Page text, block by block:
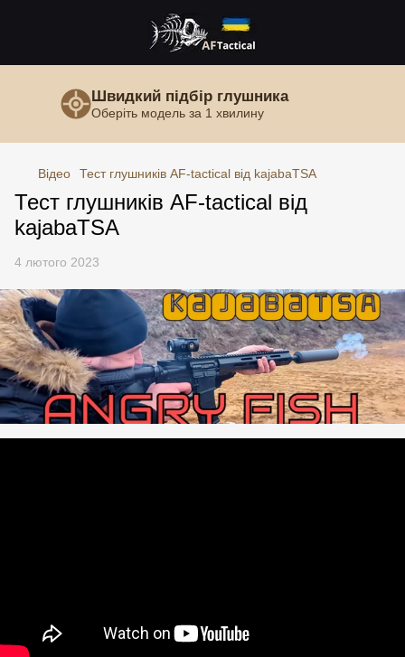
Швидкий підбір глушника
Оберіть модель за 1 хвилину
Відео Тест глушників AF-tactical від kajabaTSA
Тест глушників AF-tactical від
kajabaTSA
4 лютого 2023